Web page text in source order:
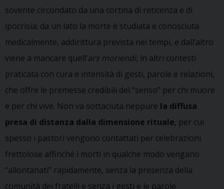
sovente circondato da una cortina di reticenza e di
ipocrisia; da un lato la morte è studiata e conosciuta
medicalmente, addirittura prevista nei tempi, e dall’altro
viene a mancare quell’ars moriendi, in altri contesti
praticata con cura e intensità di gesti, parole e relazioni,
che offre le premesse credibili del “senso” per chi muore
e per chi vive. Non va sottaciuta neppure la diffusa
presa di distanza dalla dimensione rituale, per cui
spesso i pastori vengono contattati per celebrazioni
frettolose affinché i morti in qualche modo vengano
“allontanati” rapidamente, senza la presenza della
comunità dei fratelli e senza i gesti e le parole